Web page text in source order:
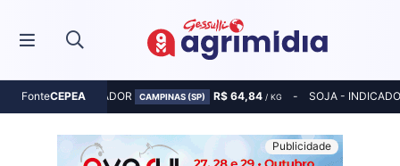
FonteCEPEA
MILHO - INDICADOR CAMPINAS (SP) R$ 64,84 / KG SOJA -